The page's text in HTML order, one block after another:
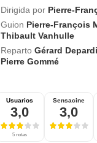
Dirigida por Pierre-
Guion Pierre-François
Thibault Vanhulle
Reparto Gérard
Pierre Gommé
Usuarios
3,0
5 notas
Sensacine
3,0